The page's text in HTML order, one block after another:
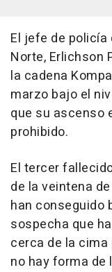
El jefe de policía
Norte, Erlichson
la cadena
marzo bajo el
que su ascenso
prohibido.
El tercer
de la veintena
han conseguido
sospecha que
cerca de la
no hay forma de